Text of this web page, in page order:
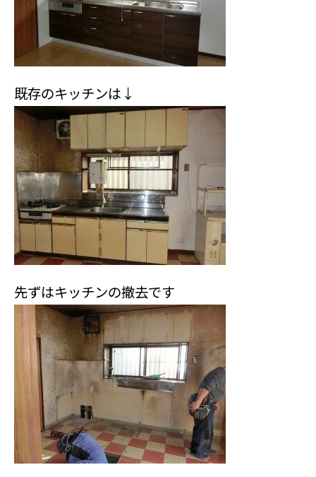
既存のキッチンは↓
先ずはキッチンの撤去です